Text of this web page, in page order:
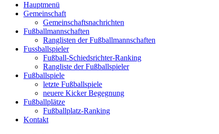
Hauptmenü
Gemeinschaft
Gemeinschaftsnachrichten
Fußballmannschaften
Ranglisten der Fußballmannschaften
Fussballspieler
Fußball-Schiedsrichter-Ranking
Rangliste der Fußballspieler
Fußballspiele
letzte Fußballspiele
neuere Kicker Begegnung
Fußballplätze
Fußballplatz-Ranking
Kontakt